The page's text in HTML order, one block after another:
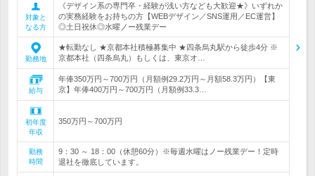
対象と
なる方
《デザイン系の専門卒・経験が浅い方なども大歓迎★》いずれか
の実務経験をお持ちの方【WEBデザイン／SNS運用／EC運営】
◎土日祝休◎水曜ノー残業デー
勤務地
★転勤なし ★京都本社積極募集中 ★四条烏丸駅から徒歩4分 ※
京都本社（四条烏丸）もしくは、東京オ…
給与
年俸350万円～700万円（月額例29.2万円～月額58.3万円）【東
京】年俸400万円～700万円（月額例33.3…
初年度
年収
350万円～700万円
勤務
時間
9：30 ～ 18：00（休憩60分）※毎週水曜はノー残業デー！定時
退社を徹底しています。